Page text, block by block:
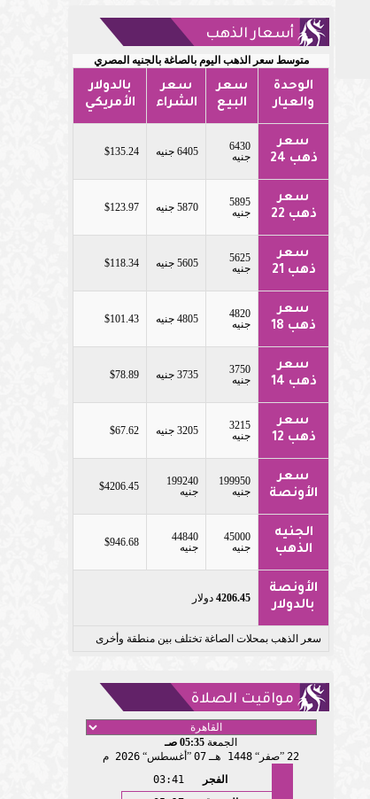
أسعار الذهب
متوسط سعر الذهب اليوم بالصاغة بالجنيه المصري
الوحدة
والعيار
سعر
البيع
سعر
الشراء
بالدولار
الأمريكي
سعر
ذهب 24
6430
جنيه
6405 جنيه $135.24
سعر
ذهب 22
5895
جنيه
5870 جنيه $123.97
سعر
ذهب 21
5625
جنيه
5605 جنيه $118.34
سعر
ذهب 18
4820
جنيه
4805 جنيه $101.43
سعر
ذهب 14
3750
جنيه
3735 جنيه $78.89
سعر
ذهب 12
3215
جنيه
3205 جنيه $67.62
سعر
الأونصة
199950
جنيه
199240
جنيه
$4206.45
الجنيه
الذهب
45000
جنيه
44840
جنيه
$946.68
الأونصة
بالدولار
4206.45 دولار
سعر الذهب بمحلات الصاغة تختلف بين منطقة وأخرى
مواقيت الصلاة
الجمعة 05:35 صـ
22 صفر 1448 هـ 07 أغسطس 2026 م
الفجر
03:41